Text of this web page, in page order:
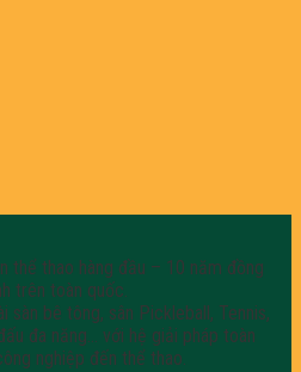
thể thao hàng đầu – 10 năm đồng
trên toàn quốc.
sàn bê tông, sân Pickleball, Tennis,
đa năng… với hệ giải pháp toàn
nghiệp đến thể thao.